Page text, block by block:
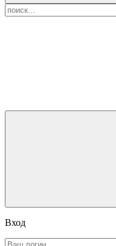
Вход